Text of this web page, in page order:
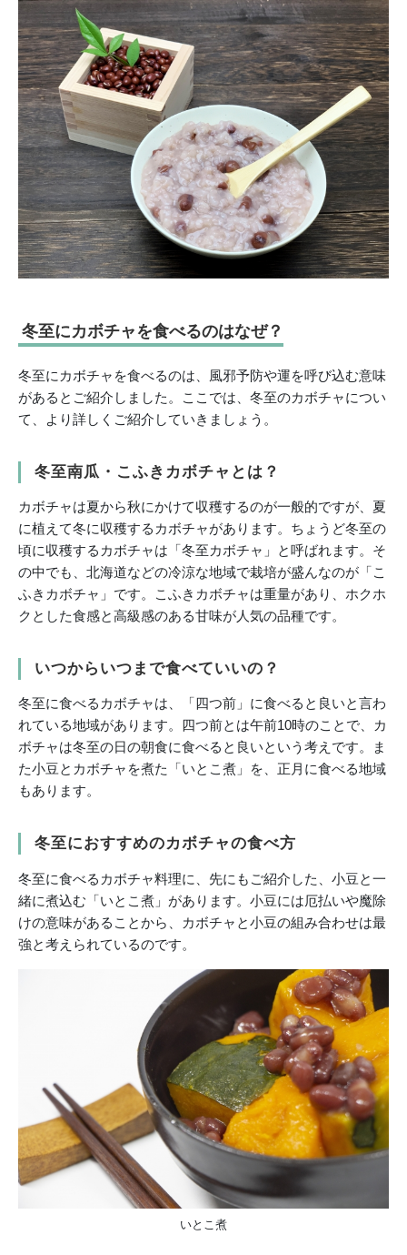
冬至にカボチャを食べるのはなぜ？
冬至にカボチャを食べるのは、風邪予防や運を呼び込む意味
があるとご紹介しました。ここでは、冬至のカボチャについ
て、より詳しくご紹介していきましょう。
冬至南瓜・こふきカボチャとは？
カボチャは夏から秋にかけて収穫するのが一般的ですが、夏
に植えて冬に収穫するカボチャがあります。ちょうど冬至の
頃に収穫するカボチャは「冬至カボチャ」と呼ばれます。そ
の中でも、北海道などの冷涼な地域で栽培が盛んなのが「こ
ふきカボチャ」です。こふきカボチャは重量があり、ホクホ
クとした食感と高級感のある甘味が人気の品種です。
いつからいつまで食べていいの？
冬至に食べるカボチャは、「四つ前」に食べると良いと言わ
れている地域があります。四つ前とは午前10時のことで、カ
ボチャは冬至の日の朝食に食べると良いという考えです。ま
た小豆とカボチャを煮た「いとこ煮」を、正月に食べる地域
もあります。
冬至におすすめのカボチャの食べ方
冬至に食べるカボチャ料理に、先にもご紹介した、小豆と一
緒に煮込む「いとこ煮」があります。小豆には厄払いや魔除
けの意味があることから、カボチャと小豆の組み合わせは最
強と考えられているのです。
いとこ煮